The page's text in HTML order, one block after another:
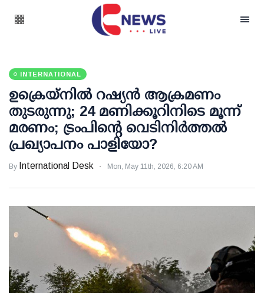
INTERNATIONAL
ഉക്രെയ്നിൽ റഷ്യൻ ആക്രമണം
തുടരുന്നു; 24 മണിക്കൂറിനിടെ മൂന്ന്
മരണം; ട്രംപിന്റെ വെടിനിർത്തൽ
പ്രഖ്യാപനം പാളിയോ?
By International Desk Mon, May 11th, 2026, 6:20 AM